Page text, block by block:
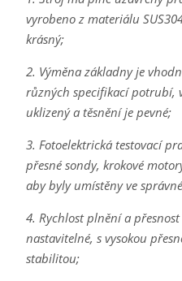
vyrobeno z materiálu
krásný;
2. Výměna základny je
různých specifikací potrubí,
uklizený a těsnění je pevné;
3. Fotoelektrická testovací
přesné sondy, krokové
aby byly umístěny ve
4. Rychlost plnění a
nastavitelné, s vysokou
stabilitou;